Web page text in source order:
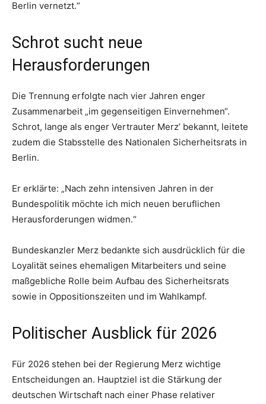
Berlin vernetzt.“
Schrot sucht neue
Herausforderungen
Die Trennung erfolgte nach vier Jahren enger
Zusammenarbeit „im gegenseitigen Einvernehmen“.
Schrot, lange als enger Vertrauter Merz’ bekannt, leitete
zudem die Stabsstelle des Nationalen Sicherheitsrats in
Berlin.
Er erklärte: „Nach zehn intensiven Jahren in der
Bundespolitik möchte ich mich neuen beruflichen
Herausforderungen widmen.“
Bundeskanzler Merz bedankte sich ausdrücklich für die
Loyalität seines ehemaligen Mitarbeiters und seine
maßgebliche Rolle beim Aufbau des Sicherheitsrats
sowie in Oppositionszeiten und im Wahlkampf.
Politischer Ausblick für 2026
Für 2026 stehen bei der Regierung Merz wichtige
Entscheidungen an. Hauptziel ist die Stärkung der
deutschen Wirtschaft nach einer Phase relativer